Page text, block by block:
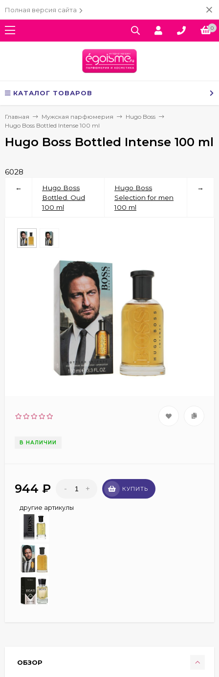
Полная версия сайта
0
КАТАЛОГ ТОВАРОВ
Главная Мужская парфюмерия
Hugo Boss
Hugo Boss Bottled Intense 100 ml
Hugo Boss Bottled Intense 100 ml
6028
←
Hugo Boss
Bottled. Oud
100 ml
Hugo Boss
Selection for men
100 ml
→
В НАЛИЧИИ
944 ₽ - + КУПИТЬ
другие артикулы
ОБЗОР